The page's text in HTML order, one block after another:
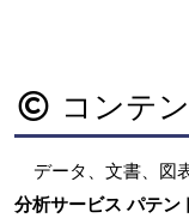
コンテ
データ、文書、図
分析サービス パテン